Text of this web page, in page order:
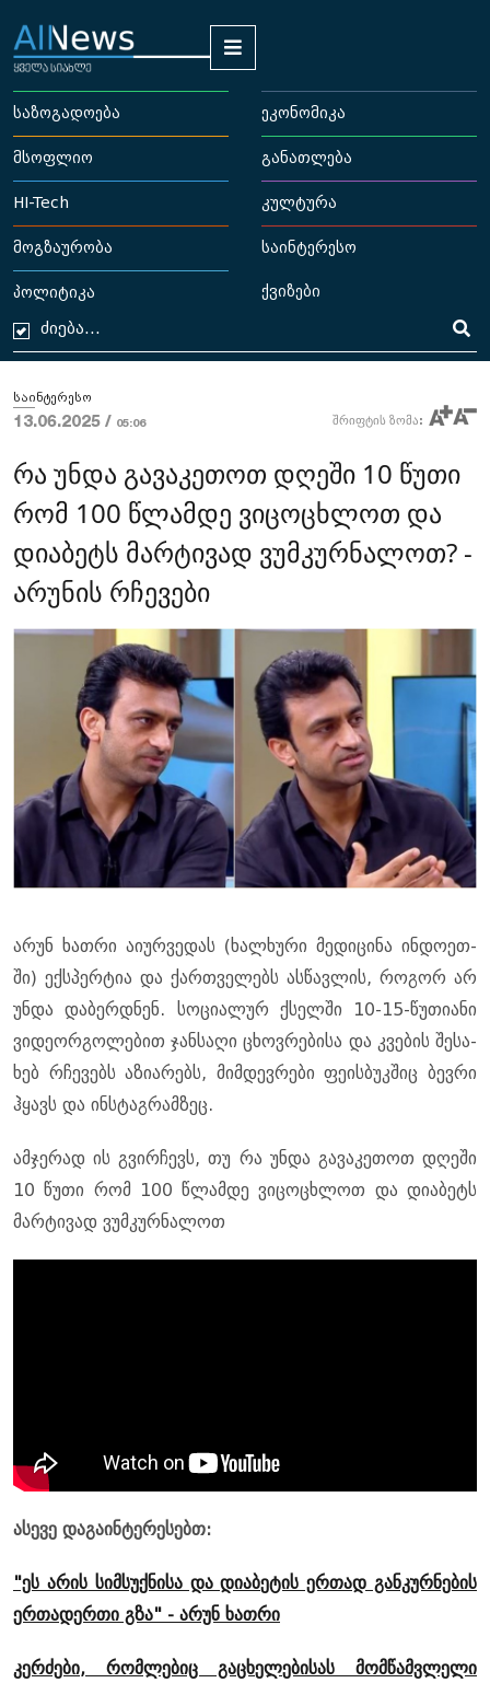
საზოგადოება ეკონომიკა
მსოფლიო განათლება
HI-Tech კულტურა
მოგზაურობა საინტერესო
პოლიტიკა ქვიზები
საინტერესო
13.06.2025 / 05:06 შრიფტის ზომა:
რა უნდა გავაკეთოთ დღეში 10 წუთი
რომ 100 წლამდე ვიცოცხლოთ და
დიაბეტს მარტივად ვუმკურნალოთ? -
არუნის რჩევები
არუნ ხათ­რი აი­ურ­ვე­დას (ხალ­ხუ­რი მე­დი­ცი­ნა ინ­დო­ეთ­
ში) ექ­სპერ­ტია და ქარ­თვე­ლებს ას­წავ­ლის, რო­გორ არ
უნდა და­ბერ­დნენ. სო­ცი­ა­ლურ ქსელ­ში 10-15-წუ­თი­ა­ნი
ვი­დე­ორ­გო­ლე­ბით ჯან­სა­ღი ცხოვ­რე­ბი­სა და კვე­ბის შე­სა­
ხებ რჩე­ვებს აზი­ა­რებს, მიმ­დევ­რე­ბი ფე­ის­ბუკ­შიც ბევ­რი
ჰყავს და ინ­სტაგ­რამ­ზეც.
ამჯერად ის გვირჩევს, თუ რა უნდა გავაკეთოთ დღეში
10 წუთი რომ 100 წლამდე ვიცოცხლოთ და დიაბეტს
მარტივად ვუმკურნალოთ
ასევე დაგაინტერესებთ:
"ეს არის სიმსუქნისა და დიაბეტის ერთად განკურნების
ერთადერთი გზა" - არუნ ხათრი
კერძები, რომლებიც გაცხელებისას მომწამვლელი